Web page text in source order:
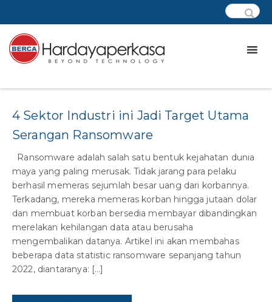
4 Sektor Industri ini Jadi Target Utama
Serangan Ransomware
Ransomware adalah salah satu bentuk kejahatan dunia
maya yang paling merusak. Tidak jarang para pelaku
berhasil memeras sejumlah besar uang dari korbannya.
Terkadang, mereka memeras korban hingga jutaan dolar
dan membuat korban bersedia membayar dibandingkan
merelakan kehilangan data atau berusaha
mengembalikan datanya. Artikel ini akan membahas
beberapa data statistic ransomware sepanjang tahun
2022, diantaranya: […]